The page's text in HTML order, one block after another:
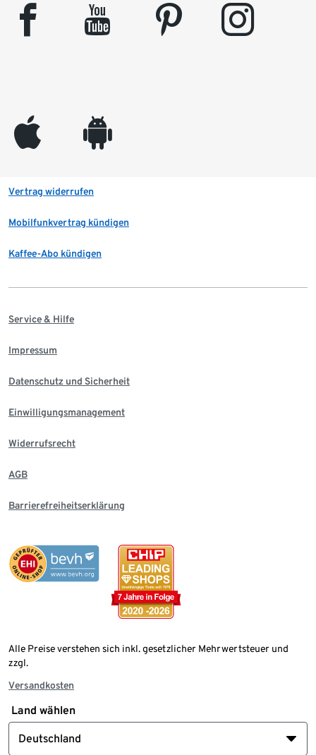
facebook youtube pinterest instagram
appleinc android
Vertrag widerrufen
Mobilfunkvertrag kündigen
Kaffee-Abo kündigen
Service & Hilfe
Impressum
Datenschutz und Sicherheit
Einwilligungsmanagement
Widerrufsrecht
AGB
Barrierefreiheitserklärung
Alle Preise verstehen sich inkl. gesetzlicher Mehrwertsteuer und
zzgl.
Versandkosten
Land wählen
Deutschland